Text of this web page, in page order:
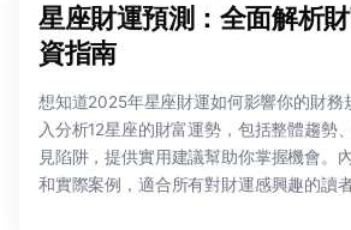
星座財運預測：全面解析
資指南
想知道2025年星座財運如何影響你的財務
入分析12星座的財富運勢，包括整體趨勢
見陷阱，提供實用建議幫助你掌握機會。
和實際案例，適合所有對財運感興趣的讀者